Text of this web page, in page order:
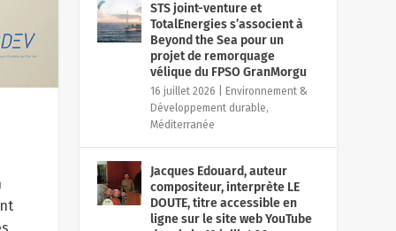
STS joint-venture et
TotalEnergies s’associent à
Beyond the Sea pour un
projet de remorquage
vélique du FPSO GranMorgu
16 juillet 2026
Environnement &
Développement durable,
Méditerranée
Jacques Edouard, auteur
compositeur, interprète LE
DOUTE, titre accessible en
ligne sur le site web YouTube